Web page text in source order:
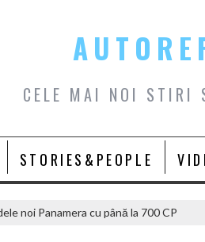
CELE MAI NOI STIRI
STORIES&PEOPLE
noi Panamera cu până la 700 CP